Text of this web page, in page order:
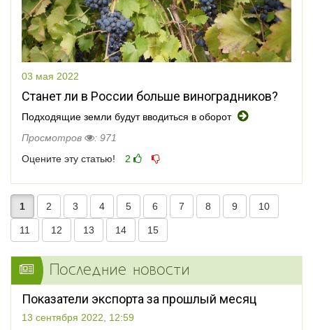
03 мая 2022
Станет ли в России больше виноградников?
Подходящие земли будут вводиться в оборот
Просмотров
: 971
Оцените эту статью!
2
1 2 3 4 5 6 7 8 9 10
11 12 13 14 15
Последние новости
Показатели экспорта за прошлый месяц
13 сентября 2022, 12:59